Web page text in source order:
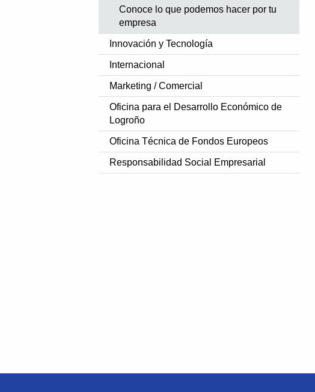
Conoce lo que podemos hacer por tu
empresa
Innovación y Tecnología
Internacional
Marketing / Comercial
Oficina para el Desarrollo Económico de
Logroño
Oficina Técnica de Fondos Europeos
Responsabilidad Social Empresarial